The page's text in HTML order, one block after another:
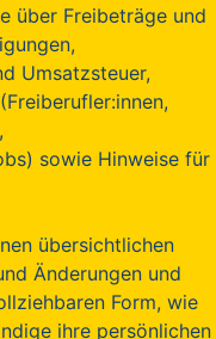
über Freibeträge und
Umsatzsteuer,
sowie Hinweise für
übersichtlichen
Änderungen und
Form, wie
ihre persönlichen